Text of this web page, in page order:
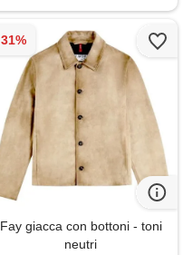
Fay giacca con bottoni - toni
neutri